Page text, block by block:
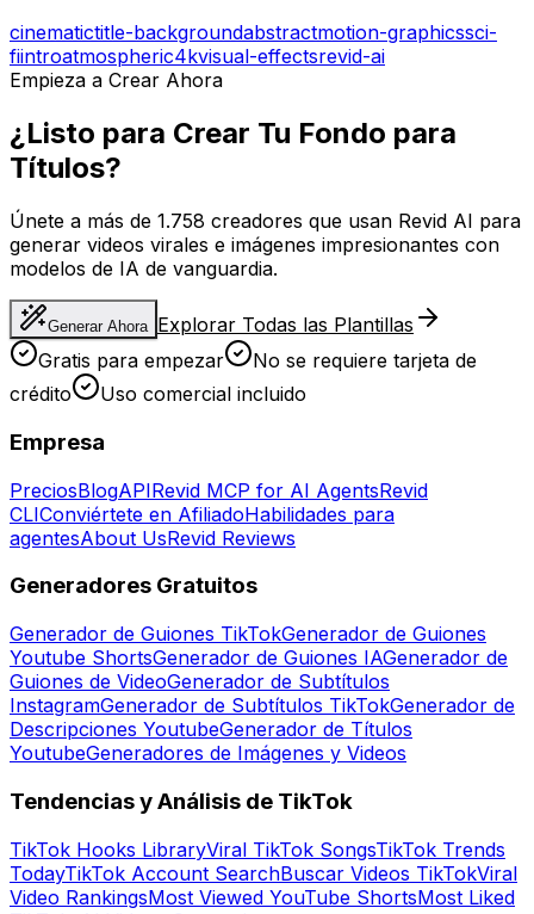
cinematictitle-backgroundabstractmotion-graphicssci-
fiintroatmospheric4kvisual-effectsrevid-ai
Empieza a Crear Ahora
¿Listo para Crear Tu Fondo para
Títulos?
Únete a más de 1.758 creadores que usan Revid AI para
generar videos virales e imágenes impresionantes con
modelos de IA de vanguardia.
Generar Ahora Explorar Todas las Plantillas
Gratis para empezar
No se requiere tarjeta de
crédito
Uso comercial incluido
Empresa
PreciosBlogAPIRevid MCP for AI AgentsRevid
CLIConviértete en AfiliadoHabilidades para
agentesAbout UsRevid Reviews
Generadores Gratuitos
Generador de Guiones TikTokGenerador de Guiones
Youtube ShortsGenerador de Guiones IAGenerador de
Guiones de VideoGenerador de Subtítulos
InstagramGenerador de Subtítulos TikTokGenerador de
Descripciones YoutubeGenerador de Títulos
YoutubeGeneradores de Imágenes y Videos
Tendencias y Análisis de TikTok
TikTok Hooks LibraryViral TikTok SongsTikTok Trends
TodayTikTok Account SearchBuscar Videos TikTokViral
Video RankingsMost Viewed YouTube ShortsMost Liked